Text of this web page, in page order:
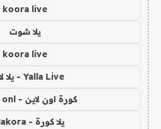
koora live
يلا شوت
koora live
Yalla Live - يلا لايف
كورة اون لاين - koora onl
يلا كورة - yallakora